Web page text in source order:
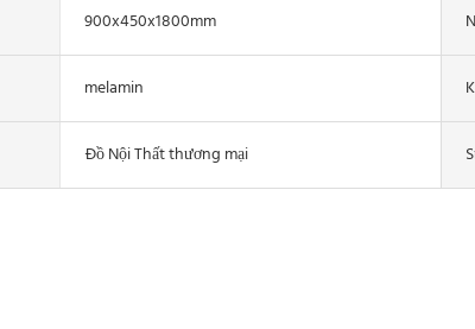
900x450x1800mm
melamin
Đồ Nội Thất thương mại